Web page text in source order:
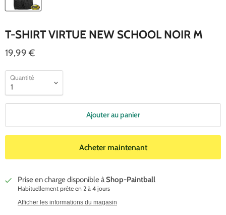
T-SHIRT VIRTUE NEW SCHOOL NOIR M
19,99 €
Quantité
Ajouter au panier
Acheter maintenant
Prise en charge disponible àShop-Paintball
Habituellement prête en 2 à 4 jours
Afficher les informations du magasin